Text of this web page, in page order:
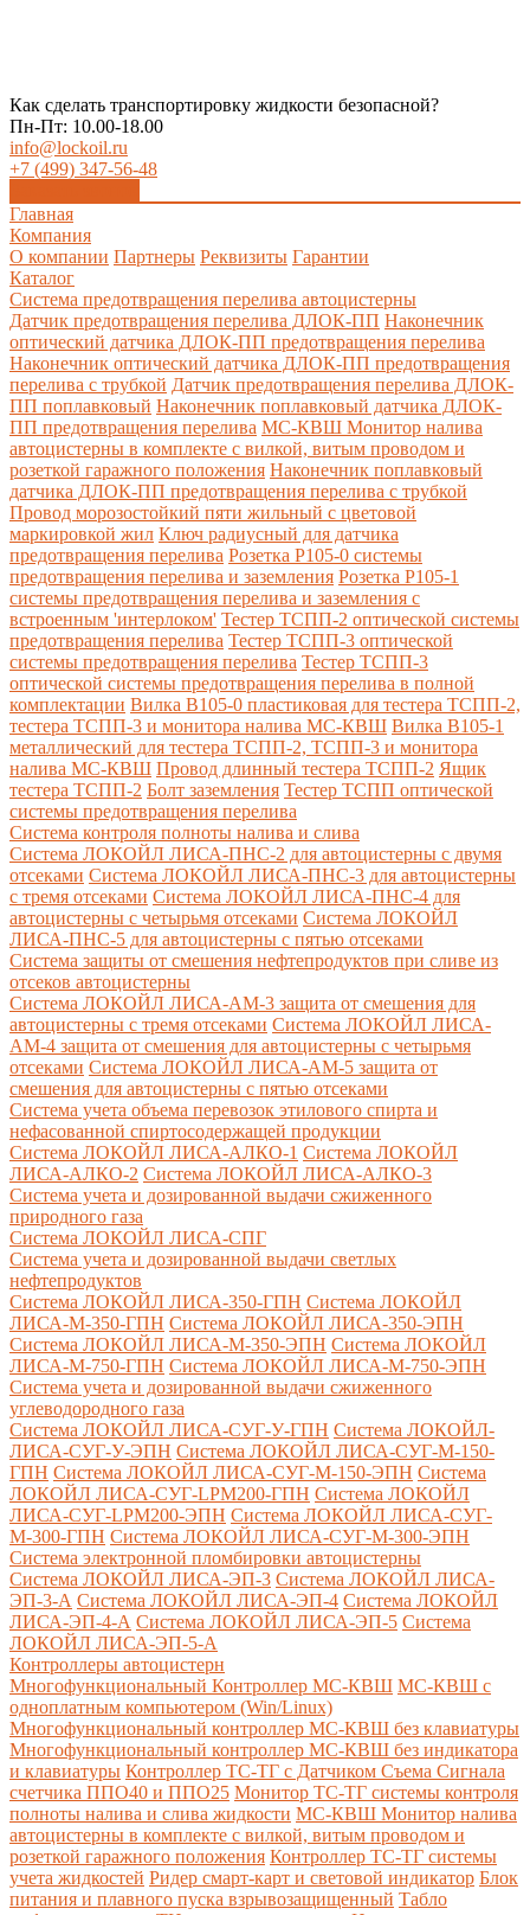
Как сделать транспортировку жидкости безопасной?
Пн-Пт: 10.00-18.00
info@lockoil.ru
+7 (499) 347-56-48
Главная
Компания
О компании Партнеры Реквизиты Гарантии
Каталог
Система предотвращения перелива автоцистерны
Датчик предотвращения перелива ДЛОК-ПП Наконечник
оптический датчика ДЛОК-ПП предотвращения перелива
Наконечник оптический датчика ДЛОК-ПП предотвращения
перелива с трубкой Датчик предотвращения перелива ДЛОК-
ПП поплавковый Наконечник поплавковый датчика ДЛОК-
ПП предотвращения перелива МС-КВШ Монитор налива
автоцистерны в комплекте с вилкой, витым проводом и
розеткой гаражного положения Наконечник поплавковый
датчика ДЛОК-ПП предотвращения перелива с трубкой
Провод морозостойкий пяти жильный с цветовой
маркировкой жил Ключ радиусный для датчика
предотвращения перелива Розетка Р105-0 системы
предотвращения перелива и заземления Розетка Р105-1
системы предотвращения перелива и заземления с
встроенным 'интерлоком' Тестер ТСПП-2 оптической системы
предотвращения перелива Тестер ТСПП-3 оптической
системы предотвращения перелива Тестер ТСПП-3
оптической системы предотвращения перелива в полной
комплектации Вилка В105-0 пластиковая для тестера ТСПП-2,
тестера ТСПП-3 и монитора налива МС-КВШ Вилка В105-1
металлический для тестера ТСПП-2, ТСПП-3 и монитора
налива МС-КВШ Провод длинный тестера ТСПП-2 Ящик
тестера ТСПП-2 Болт заземления Тестер ТСПП оптической
системы предотвращения перелива
Cистема контроля полноты налива и слива
Система ЛОКОЙЛ ЛИСА-ПНС-2 для автоцистерны с двумя
отсеками Система ЛОКОЙЛ ЛИСА-ПНС-3 для автоцистерны
с тремя отсеками Система ЛОКОЙЛ ЛИСА-ПНС-4 для
автоцистерны с четырьмя отсеками Система ЛОКОЙЛ
ЛИСА-ПНС-5 для автоцистерны с пятью отсеками
Система защиты от смешения нефтепродуктов при сливе из
отсеков автоцистерны
Система ЛОКОЙЛ ЛИСА-AM-3 защита от смешения для
автоцистерны с тремя отсеками Система ЛОКОЙЛ ЛИСА-
AM-4 защита от смешения для автоцистерны с четырьмя
отсеками Система ЛОКОЙЛ ЛИСА-AM-5 защита от
смешения для автоцистерны с пятью отсеками
Система учета объема перевозок этилового спирта и
нефасованной спиртосодержащей продукции
Система ЛОКОЙЛ ЛИСА-AЛКО-1 Система ЛОКОЙЛ
ЛИСА-АЛКО-2 Система ЛОКОЙЛ ЛИСА-АЛКО-3
Система учета и дозированной выдачи сжиженного
природного газа
Система ЛОКОЙЛ ЛИСА-СПГ
Система учета и дозированной выдачи светлых
нефтепродуктов
Система ЛОКОЙЛ ЛИСА-350-ГПН Система ЛОКОЙЛ
ЛИСА-М-350-ГПН Система ЛОКОЙЛ ЛИСА-350-ЭПН
Система ЛОКОЙЛ ЛИСА-М-350-ЭПН Система ЛОКОЙЛ
ЛИСА-М-750-ГПН Система ЛОКОЙЛ ЛИСА-М-750-ЭПН
Система учета и дозированной выдачи сжиженного
углеводородного газа
Система ЛОКОЙЛ ЛИСА-СУГ-У-ГПН Система ЛОКОЙЛ-
ЛИСА-СУГ-У-ЭПН Система ЛОКОЙЛ ЛИСА-СУГ-М-150-
ГПН Система ЛОКОЙЛ ЛИСА-СУГ-М-150-ЭПН Система
ЛОКОЙЛ ЛИСА-СУГ-LPM200-ГПН Система ЛОКОЙЛ
ЛИСА-СУГ-LPM200-ЭПН Система ЛОКОЙЛ ЛИСА-СУГ-
М-300-ГПН Система ЛОКОЙЛ ЛИСА-СУГ-М-300-ЭПН
Система электронной пломбировки автоцистерны
Система ЛОКОЙЛ ЛИСА-ЭП-3 Система ЛОКОЙЛ ЛИСА-
ЭП-3-А Система ЛОКОЙЛ ЛИСА-ЭП-4 Система ЛОКОЙЛ
ЛИСА-ЭП-4-А Система ЛОКОЙЛ ЛИСА-ЭП-5 Система
ЛОКОЙЛ ЛИСА-ЭП-5-А
Контроллеры автоцистерн
Многофункциональный Контроллер МС-КВШ МС-КВШ с
одноплатным компьютером (Win/Linux)
Многофункциональный контроллер МС-КВШ без клавиатуры
Многофункциональный контроллер МС-КВШ без индикатора
и клавиатуры Контроллер ТС-ТГ с Датчиком Съема Сигнала
счетчика ППО40 и ППО25 Монитор ТС-ТГ системы контроля
полноты налива и слива жидкости МС-КВШ Монитор налива
автоцистерны в комплекте с вилкой, витым проводом и
розеткой гаражного положения Контроллер ТС-ТГ системы
учета жидкостей Ридер смарт-карт и световой индикатор Блок
питания и плавного пуска взрывозащищенный Табло